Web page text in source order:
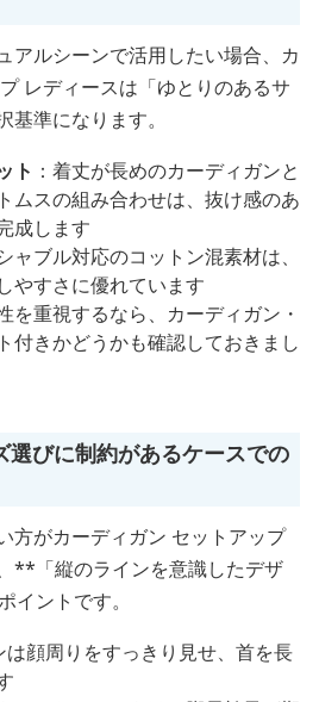
アルシーンで活用したい場合、カ
レディースは「ゆとりのあるサ
準になります。
ト ：着丈が長めのカーディガンと
ムスの組み合わせは、抜け感のあ
成します
ャブル対応のコットン混素材は、
やすさに優れています
を重視するなら、カーディガン・
付きかどうかも確認しておきまし
選びに制約があるケースでの
方がカーディガン セットアップ
**「縦のラインを意識したデザ
ントです。
顔周りをすっきり見せ、首を長